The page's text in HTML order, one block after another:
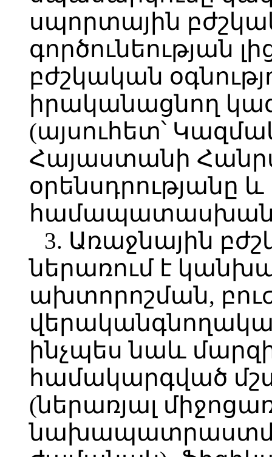
սպորտային
գործունեության
բժշկական
իրականացնող
(այսուհետ՝
Հայաստանի
օրենսդրությանը և
3. Առաջնային
ներառում է
ախտորոշման,
ինչպես նաև
համակարգված
(ներառյալ